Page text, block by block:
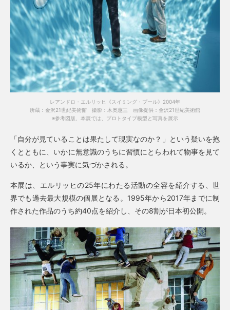
レアンドロ・エルリッヒ《スイミング・プール》2004年
所蔵：金沢21世紀美術館 撮影：木奥惠三 画像提供：金沢21世紀美術館
※参考図版、本展では、プロトタイプ模型と写真を展示
「自分が見ていることは果たして現実なのか？」という疑いを抱
くとともに、いかに無意識のうちに習慣にとらわれて物事を見て
いるか、という事実に気づかされる。
本展は、エルリッヒの25年にわたる活動の全容を紹介する、世
界でも過去最大規模の個展となる。1995年から2017年までに制
作された作品のうち約40点を紹介し、その8割が日本初公開。